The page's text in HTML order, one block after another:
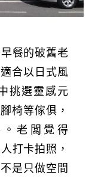
餐的破舊老
合以日式風
挑選靈感元
椅等傢俱，
老闆覺得
打卡拍照，
是只做空間